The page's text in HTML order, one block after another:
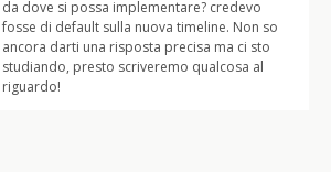
da dove si possa implementare? credevo
fosse di default sulla nuova timeline. Non so
ancora darti una risposta precisa ma ci sto
studiando, presto scriveremo qualcosa al
riguardo!